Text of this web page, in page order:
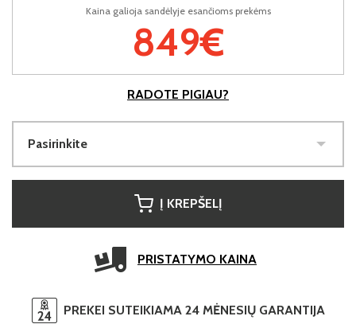
Kaina galioja sandėlyje esančioms prekėms
849€
RADOTE PIGIAU?
Pasirinkite
Į KREPŠELĮ
PRISTATYMO KAINA
PREKEI SUTEIKIAMA 24 MĖNESIŲ GARANTIJA